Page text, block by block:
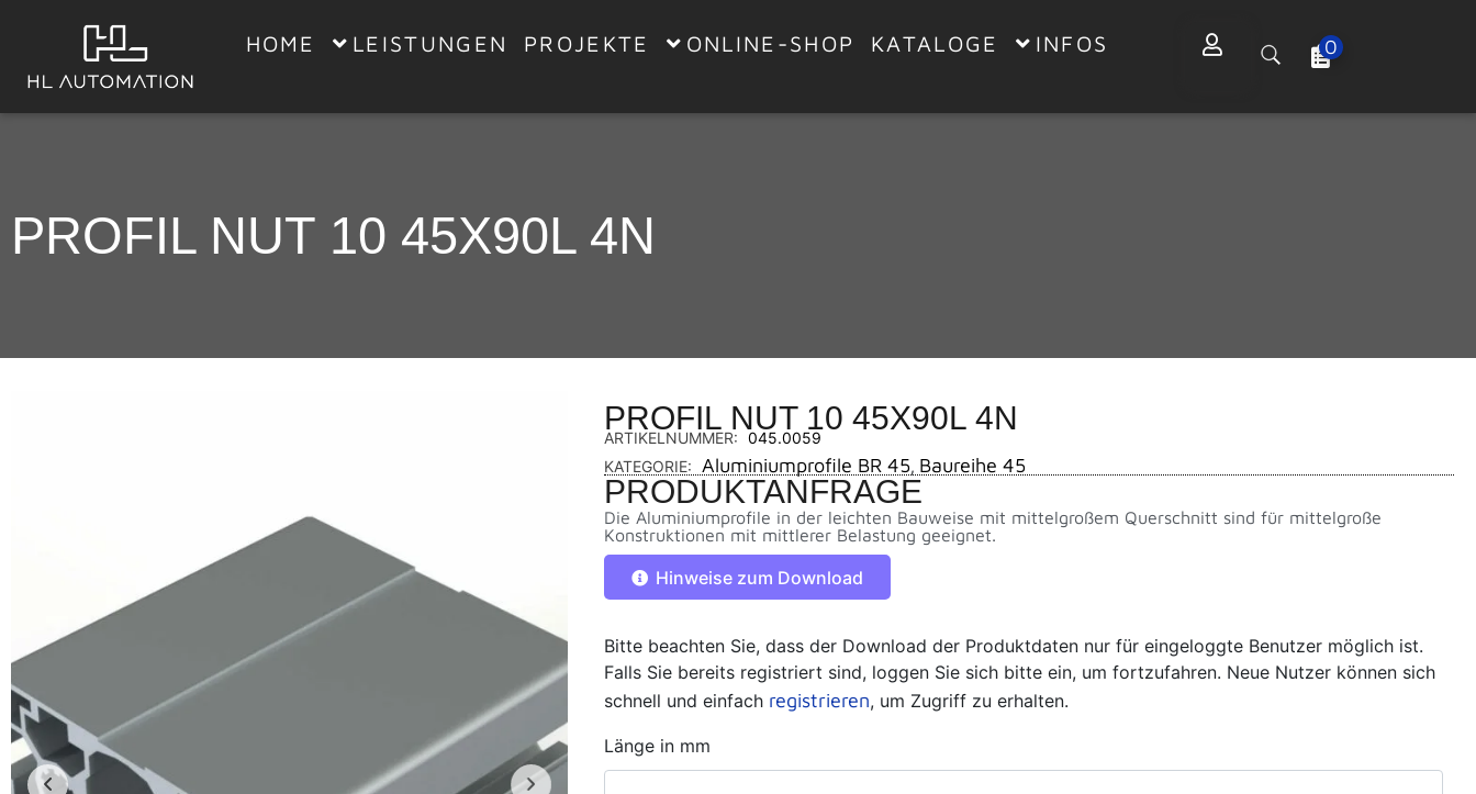
HOME LEISTUNGEN PROJEKTE ONLINE-SHOP KATALOGE INFOS 0
PROFIL NUT 10 45X90L 4N
PROFIL NUT 10 45X90L 4N
ARTIKELNUMMER: 045.0059
KATEGORIE:
Aluminiumprofile BR 45, Baureihe 45
PRODUKTANFRAGE
Die Aluminiumprofile in der leichten Bauweise mit mittelgroßem Querschnitt sind für mittelgroße
Konstruktionen mit mittlerer Belastung geeignet.
Hinweise zum Download
Bitte beachten Sie, dass der Download der Produktdaten nur für eingeloggte Benutzer möglich ist.
Falls Sie bereits registriert sind, loggen Sie sich bitte ein, um fortzufahren. Neue Nutzer können sich
schnell und einfach registrieren, um Zugriff zu erhalten.
Länge in mm